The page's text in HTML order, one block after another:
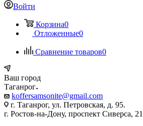
Войти
Корзина0
Отложенные0
Сравнение товаров0
Ваш город
Таганрог
koffersamsonite@gmail.com
г. Таганрог, ул. Петровская, д. 95.
г. Ростов-на-Дону, проспект Сиверса, 21